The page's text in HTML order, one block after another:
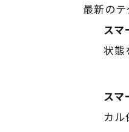
最新のテ
スマ
状態
スマ
カ